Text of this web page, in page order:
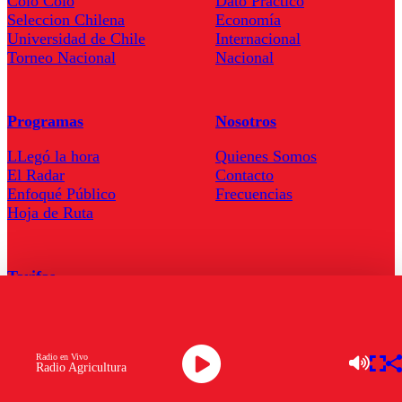
Radio Agricultura
Radio en Vivo
Seleccion Chilena
Universidad de Chile
Torneo Nacional
Economía
Internacional
Nacional
Programas
LLegó la hora
El Radar
Enfoqué Público
Hoja de Ruta
Nosotros
Quienes Somos
Contacto
Frecuencias
Tarifas